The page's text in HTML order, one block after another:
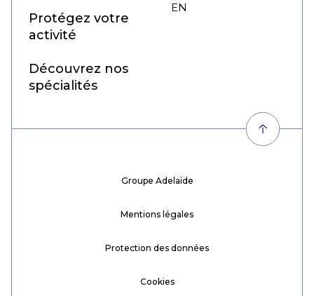
Protégez votre
activité
Découvrez nos
spécialités
FR
EN
Groupe Adelaïde
Mentions légales
Protection des données
Cookies